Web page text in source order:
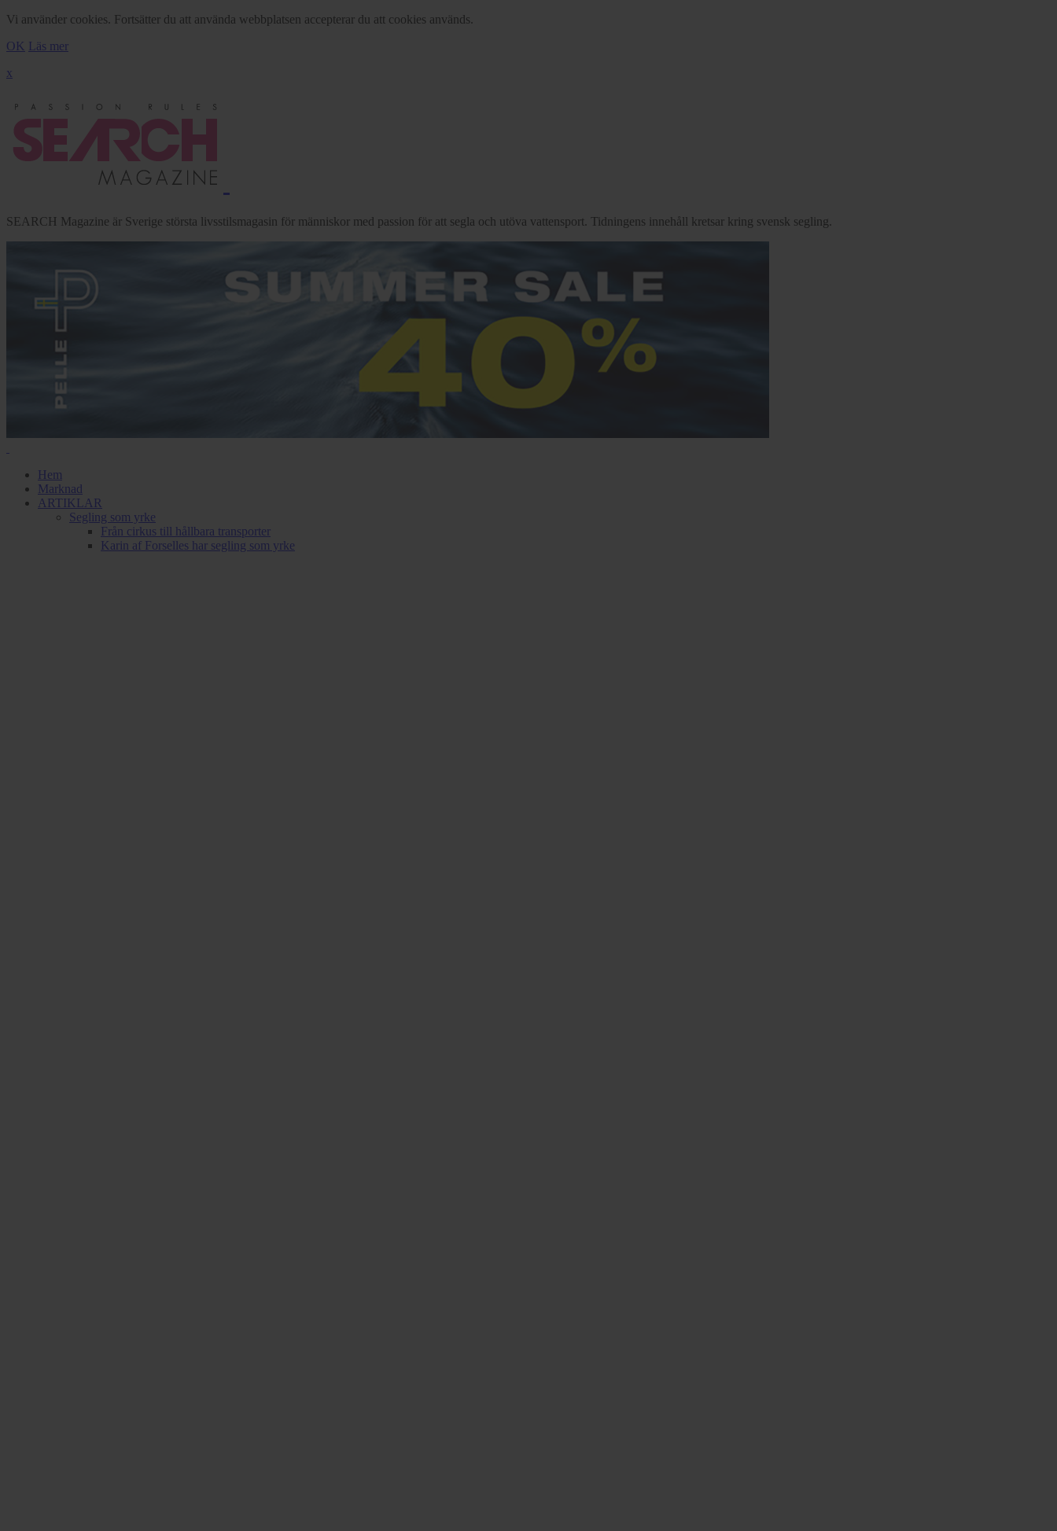
Vi använder cookies. Fortsätter du att använda webbplatsen accepterar du att cookies används.
OK Läs mer
x
SEARCH Magazine är Sverige största livsstilsmagasin för människor med passion för att segla och utöva vattensport. Tidningens innehåll kretsar kring svensk segling.
Hem
Marknad
ARTIKLAR
Segling som yrke
Från cirkus till hållbara transporter
Karin af Forselles har segling som yrke